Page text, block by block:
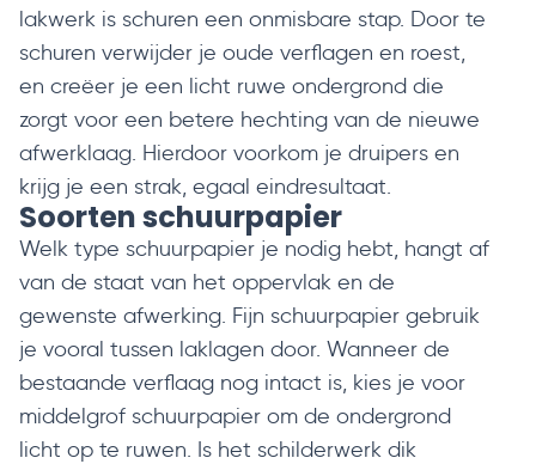
lakwerk is schuren een onmisbare stap. Door te
schuren verwijder je oude verflagen en roest,
en creëer je een licht ruwe ondergrond die
zorgt voor een betere hechting van de nieuwe
afwerklaag. Hierdoor voorkom je druipers en
krijg je een strak, egaal eindresultaat.
Soorten schuurpapier
Welk type schuurpapier je nodig hebt, hangt af
van de staat van het oppervlak en de
gewenste afwerking. Fijn schuurpapier gebruik
je vooral tussen laklagen door. Wanneer de
bestaande verflaag nog intact is, kies je voor
middelgrof schuurpapier om de ondergrond
licht op te ruwen. Is het schilderwerk dik